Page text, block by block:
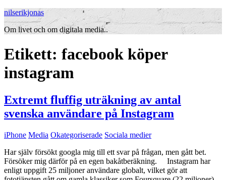
nilserikjonas
Om livet och om digitala media..
Etikett: facebook köper
instagram
Extremt fluffig uträkning av antal
svenska användare på Instagram
iPhone Media Okategoriserade Sociala medier
Har själv försökt googla mig till ett svar på frågan, men gått bet.
Försöker mig därför på en egen bakåtberäkning. Instagram har
enligt uppgift 25 miljoner användare globalt, vilket gör att